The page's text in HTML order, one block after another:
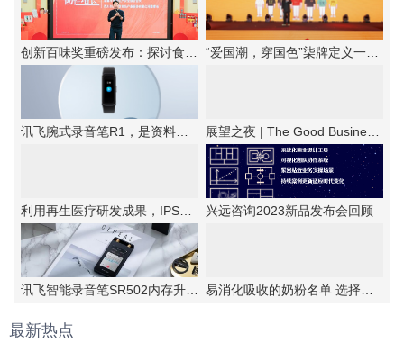
兴远咨询2023新品发布会回顾
最新热点